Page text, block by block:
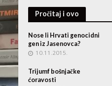
Pročitaj i ovo
Nose li Hrvati genocidni
gen iz Jasenovca?
10.11.2015.
Trijumf bošnjačke
ćoravosti